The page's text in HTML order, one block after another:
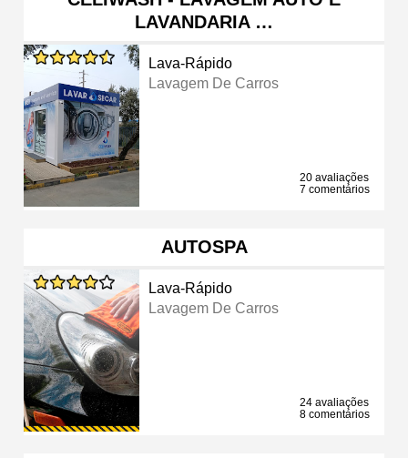
LAVANDARIA …
Lava-Rápido
Lavagem De Carros
20 avaliações
7 comentários
AUTOSPA
Lava-Rápido
Lavagem De Carros
24 avaliações
8 comentários